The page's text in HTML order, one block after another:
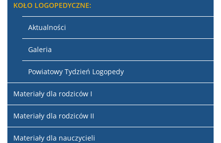
KOŁO LOGOPEDYCZNE:
Aktualności
Galeria
Powiatowy Tydzień Logopedy
Materiały dla rodziców I
Materiały dla rodziców II
Materiały dla nauczycieli